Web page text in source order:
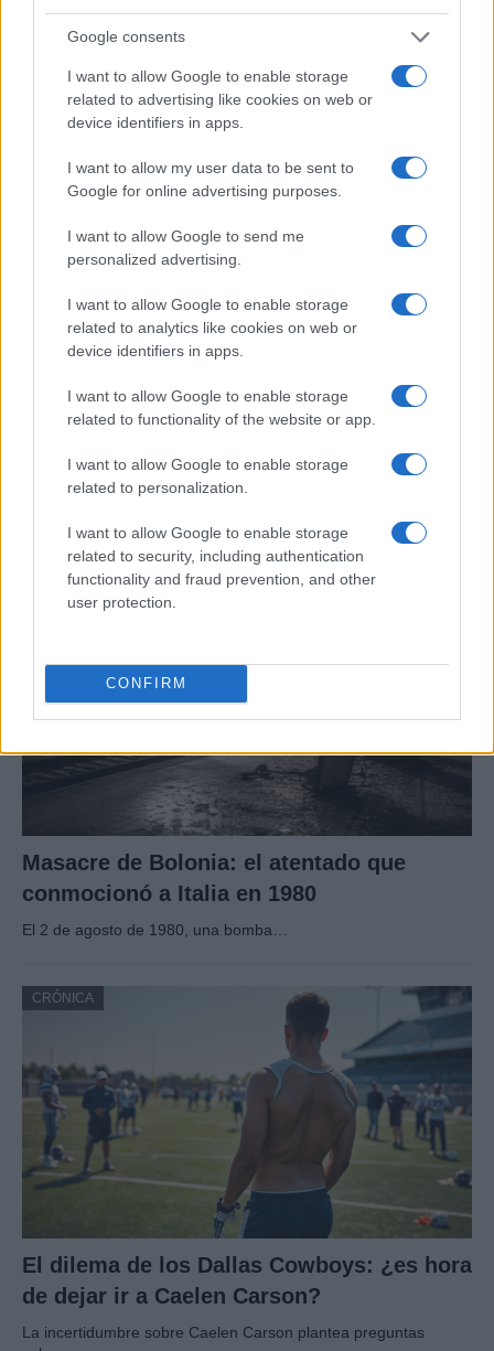
Google consents
I want to allow Google to enable storage
related to advertising like cookies on web or
device identifiers in apps.
I want to allow my user data to be sent to
Google for online advertising purposes.
I want to allow Google to send me
personalized advertising.
I want to allow Google to enable storage
related to analytics like cookies on web or
device identifiers in apps.
I want to allow Google to enable storage
related to functionality of the website or app.
I want to allow Google to enable storage
related to personalization.
I want to allow Google to enable storage
related to security, including authentication
functionality and fraud prevention, and other
user protection.
CONFIRM
Tragedia en Santa Susanna: un bombero
fallece durante un incendio en un hotel
Un bombero de la Generalitat pierde la vida…
CRÓNICA
profundidad y rigor
culturales…
Masacre de Bolonia: el atentado que
conmocionó a Italia en 1980
El 2 de agosto de 1980, una bomba…
CRÓNICA
El dilema de los Dallas Cowboys: ¿es hora
de dejar ir a Caelen Carson?
La incertidumbre sobre Caelen Carson plantea preguntas